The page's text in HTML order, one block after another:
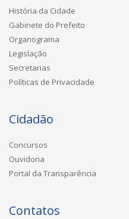
História da Cidade
Gabinete do Prefeito
Organograma
Legislação
Secretarias
Políticas de Privacidade
Cidadão
Concursos
Ouvidoria
Portal da Transparência
Contatos